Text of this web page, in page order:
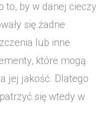
to, by w danej cieczy
się żadne
lub inne
które mogą
jej jakość. Dlatego
się wtedy w